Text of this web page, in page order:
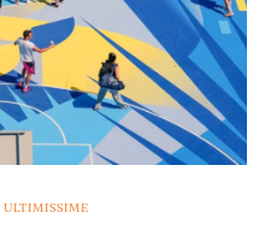
ULTIMISSIME